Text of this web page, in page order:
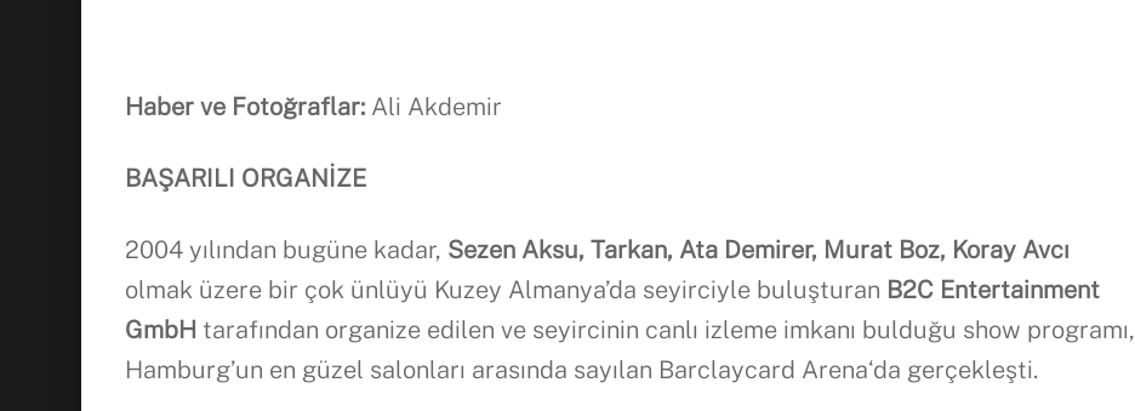
Haber ve Fotoğraflar: Ali Akdemir
BAŞARILI ORGANİZE
2004 yılından bugüne kadar, Sezen Aksu, Tarkan, Ata Demirer, Murat Boz, Koray Avcı
olmak üzere bir çok ünlüyü Kuzey Almanya’da seyirciyle buluşturan B2C Entertainment
GmbH tarafından organize edilen ve seyircinin canlı izleme imkanı bulduğu show programı,
Hamburg’un en güzel salonları arasında sayılan Barclaycard Arena‘da gerçekleşti.